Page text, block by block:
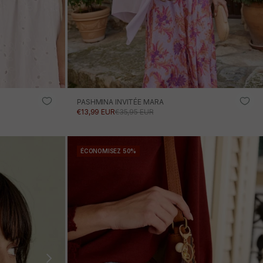
AJOUTER AU PANIER
PASHMINA INVITÉE MARA
PRIX PROMOTIONNEL
€13,99 EURPRIX NORMAL
€35,95 EUR
ÉCONOMISEZ 50%